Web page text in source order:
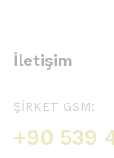
İletişim
ŞİRKET GSM:
+90 539